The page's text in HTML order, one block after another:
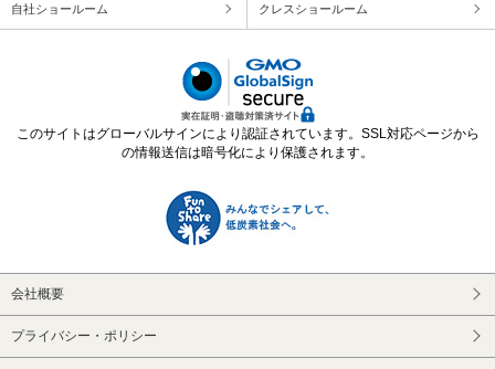
自社ショールーム クレスショールーム
このサイトはグローバルサインにより認証されています。SSL対応ページから
の情報送信は暗号化により保護されます。
会社概要
プライバシー・ポリシー